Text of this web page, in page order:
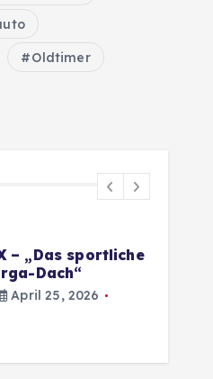
Oldtimer
– „Das sportliche
Dach“
April 25, 2026